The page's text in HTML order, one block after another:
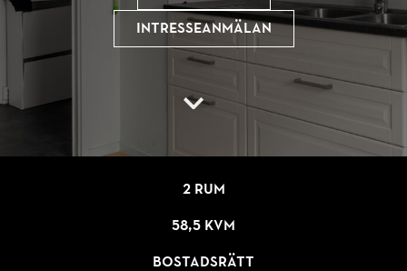
Intresseanmälan
2 rum
58,5 kvm
Bostadsrätt